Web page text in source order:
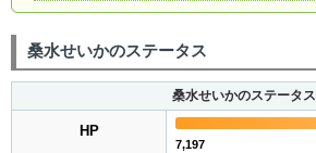
桑水せいかのステータス
桑水せいかのステータス
HP
7,197